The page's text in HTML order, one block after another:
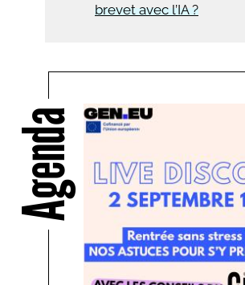
brevet avec l’IA ?
Agenda